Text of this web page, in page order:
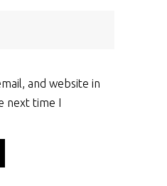
and website in
next time I